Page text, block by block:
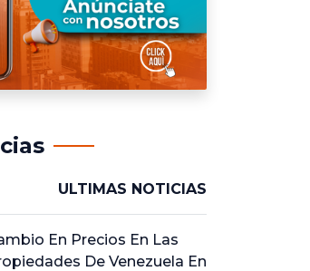
ULTIMAS NOTICIAS
En Precios En Las
De Venezuela En